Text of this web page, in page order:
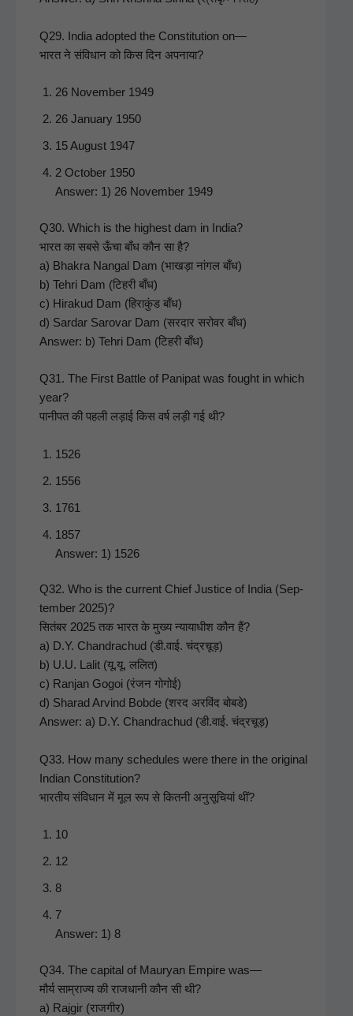
Q29. India adopt­ed the Con­sti­tu­tion on—
भारत ने संविधान को किस दिन अपनाया?
26 Novem­ber 1949
26 Jan­u­ary 1950
15 August 1947
2 Octo­ber 1950
Answer: 1) 26 Novem­ber 1949
Q30. Which is the high­est dam in India?
भारत का सबसे ऊँचा बाँध कौन सा है?
a) Bhakra Nan­gal Dam (भाखड़ा नांगल बाँध)
b) Tehri Dam (टिहरी बाँध)
c) Hirakud Dam (हिराकुंड बाँध)
d) Sar­dar Sarovar Dam (सरदार सरोवर बाँध)
Answer: b) Tehri Dam (टिहरी बाँध)
Q31. The First Bat­tle of Pani­pat was fought in which
year?
पानीपत की पहली लड़ाई किस वर्ष लड़ी गई थी?
1526
1556
1761
1857
Answer: 1) 1526
Q32. Who is the cur­rent Chief Jus­tice of India (Sep­
tem­ber 2025)?
सितंबर 2025 तक भारत के मुख्य न्यायाधीश कौन हैं?
a) D.Y. Chan­dra­chud (डी.वाई. चंद्रचूड़)
b) U.U. Lalit (यू.यू. ललित)
c) Ran­jan Gogoi (रंजन गोगोई)
d) Sharad Arvind Bobde (शरद अरविंद बोबडे)
Answer: a) D.Y. Chan­dra­chud (डी.वाई. चंद्रचूड़)
Q33. How many sched­ules were there in the orig­i­nal
Indi­an Con­sti­tu­tion?
भारतीय संविधान में मूल रूप से कितनी अनुसूचियां थीं?
10
12
8
7
Answer: 1) 8
Q34. The cap­i­tal of Mau­ryan Empire was—
मौर्य साम्राज्य की राजधानी कौन सी थी?
a) Raj­gir (राजगीर)